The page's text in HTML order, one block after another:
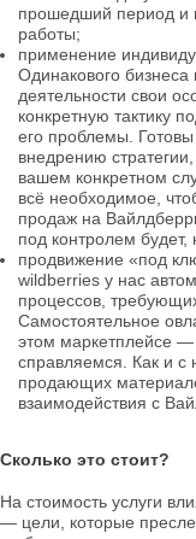
прошедший период и
работы;
применение
Одинакового бизнеса
деятельности свои
конкретную тактику
его проблемы.
внедрению
вашем конкретном
всё необходимое,
продаж на
под контролем
продвижение «под
wildberries у нас
процессов,
Самостоятельное
этом маркетплейсе
справляемся. Как и с
продающих
взаимодействия с
Сколько это стоит?
На стоимость услуги
— цели, которые